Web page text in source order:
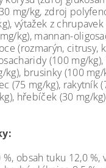
mg/kg, zdroj
výtažek z
kg), mannan-
(rozmarýn, citrusy,
(100 mg/kg),
kg), brusinky (100
(75 mg/kg), rakytník
hřebíček (30 mg/
obsah tuku 12,0 %,